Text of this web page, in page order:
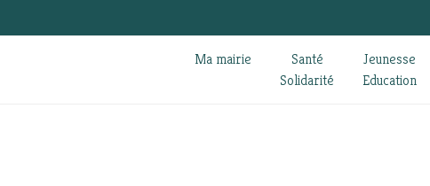
Ma mairie
Santé
Solidarité
Jeunesse
Education